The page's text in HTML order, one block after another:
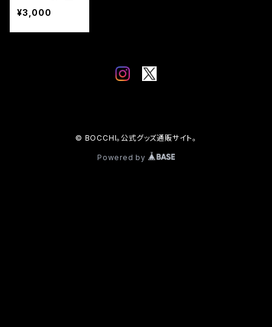
てくことは変わっ
てくこと ReRe
cording2023」
¥3,000
© BOCCHI。公式グッズ通販サイト。
Powered by